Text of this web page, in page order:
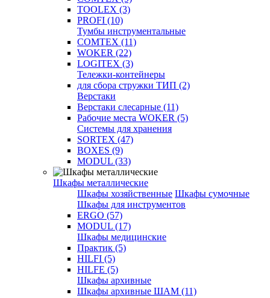
TOOLEX (3)
PROFI (10)
Тумбы инструментальные
COMTEX (11)
WOKER (22)
LOGITEX (3)
Тележки-контейнеры
для сбора стружки ТИП (2)
Верстаки
Верстаки слесарные (11)
Рабочие места WOKER (5)
Системы для хранения
SORTEX (47)
BOXES (9)
MODUL (33)
Шкафы металлические
Шкафы хозяйственные Шкафы сумочные
Шкафы для инструментов
ERGO (57)
MODUL (17)
Шкафы медицинские
Практик (5)
HILFI (5)
HILFE (5)
Шкафы архивные
Шкафы архивные ШАМ (11)